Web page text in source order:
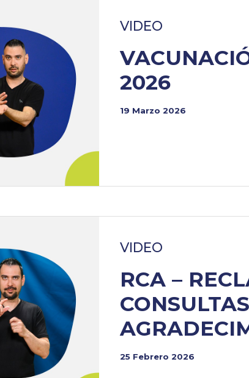
VIDEO
2026
19 Marzo 2026
VIDEO
RCA –
25 Febrero 2026